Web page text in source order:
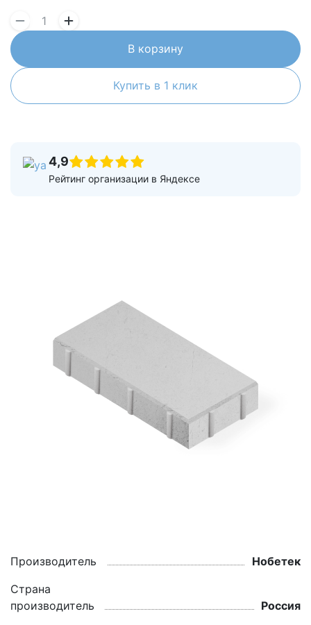
Производитель
Нобетек
Страна
производитель
Россия
В корзину
Купить в 1 клик
4,9
Рейтинг организации в Яндексе